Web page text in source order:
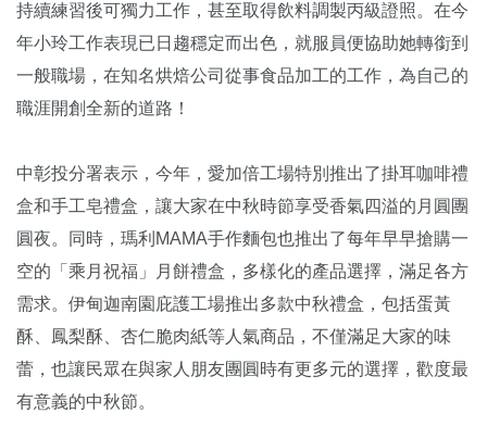
持續練習後可獨力工作，甚至取得飲料調製丙級證照。在今
年小玲工作表現已日趨穩定而出色，就服員便協助她轉銜到
一般職場，在知名烘焙公司從事食品加工的工作，為自己的
職涯開創全新的道路！
中彰投分署表示，今年，愛加倍工場特別推出了掛耳咖啡禮
盒和手工皂禮盒，讓大家在中秋時節享受香氣四溢的月圓團
圓夜。同時，瑪利MAMA手作麵包也推出了每年早早搶購一
空的「乘月祝福」月餅禮盒，多樣化的產品選擇，滿足各方
需求。伊甸迦南園庇護工場推出多款中秋禮盒，包括蛋黃
酥、鳳梨酥、杏仁脆肉紙等人氣商品，不僅滿足大家的味
蕾，也讓民眾在與家人朋友團圓時有更多元的選擇，歡度最
有意義的中秋節。